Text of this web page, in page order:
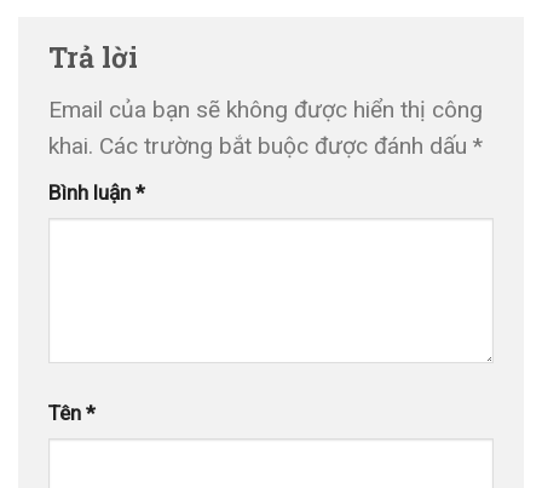
Trả lời
Email của bạn sẽ không được hiển thị công
khai. Các trường bắt buộc được đánh dấu *
Bình luận *
Tên *